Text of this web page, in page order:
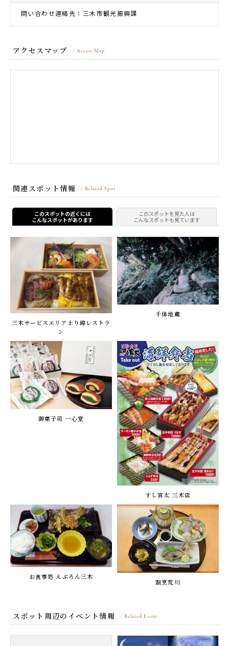
問い合わせ連絡先：三木市観光振興課
アクセスマップ / Access Map
関連スポット情報 / Related Spot
このスポットの近くには
こんなスポットがあります
このスポットを見た人は
こんなスポットも見ています
三木サービスエリア上り線レストラ
ン
千体地蔵
御菓子司 一心堂
すし官太 三木店
お食事処 えぷろん三木
割烹荒川
スポット周辺のイベント情報 / Related Event